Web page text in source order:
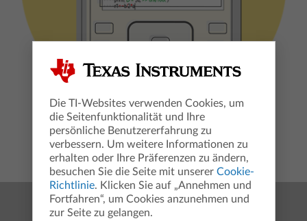
TI-Nspire TM CX II-T oder TI-NspireTM CX II-T CAS
Mit TI bis zum Abitur
Die TI-Websites verwenden Cookies, um
die Seitenfunktionalität und Ihre
persönliche Benutzererfahrung zu
verbessern. Um weitere Informationen zu
erhalten oder Ihre Präferenzen zu ändern,
besuchen Sie die Seite mit unserer Cookie-
Richtlinie. Klicken Sie auf „Annehmen und
Fortfahren“, um Cookies anzunehmen und
zur Seite zu gelangen.